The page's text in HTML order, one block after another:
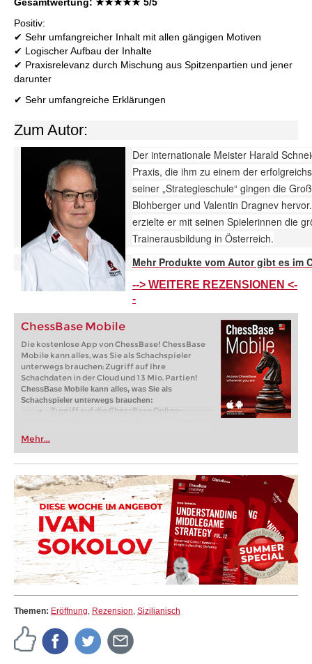
Positiv:
✔ Sehr umfangreicher Inhalt mit allen gängigen Motiven
✔ Logischer Aufbau der Inhalte
✔ Praxisrelevanz durch Mischung aus Spitzenpartien und jener
darunter
✔ Sehr umfangreiche Erklärungen
Zum Autor:
Der internationale Meister Harald
Praxis, die ihm zu einem der
seiner „Strategieschule“ gingen die
Blohberger und Valentin Dragnev
erzielte er mit seinen Spielerinnen die
Trainerausbildung in Österreich.
Mehr Produkte vom Autor gibt es im
--> WEITERE REZENSIONEN <-
-
ChessBase Mobile
Die kostenlose App von ChessBase! ChessBase
Mobile kann alles, was Sie als Schachspieler
unterwegs brauchen: Zugriff auf Ihre
Schachdaten in der Cloud und 13 Mio. Partien!
ChessBase Mobile kann alles, was Sie als
Schachspieler unterwegs brauchen:
Zugriff auf die ChessBase Online-
Stellungen, Eröffnungen etc.
Datenbanken über alle Geräte
Analysieren Sie Ihre Partien mit der
eingebauten Engine
Live-Eröffnungsbuch: Nutzen Sie die
umfassendste und aktuellste Statistik für
jede Eröffnungsstellung
Zugriff auf Ihr Eröffnungsrepertoire in
der Cloud: Erstellen und bearbeiten Sie Ihr
persönliches Eröffnungsrepertoire
300 Eröffnungsübersichten mit
Repertoirevorschlägen: Einsteigen in
neue Systeme!
Eröffnungsvarianten trainieren mit drei
Erweiterte Notation: Fügen Sie
und Markierungen zu Ihren Partien hinzu
Erweiterte Freigabeoptionen: Teilen Sie
Partien und Stellungen per Link, Bild, GIF,
Mehr...
Themen: Eröffnung Rezension Sizilianisch